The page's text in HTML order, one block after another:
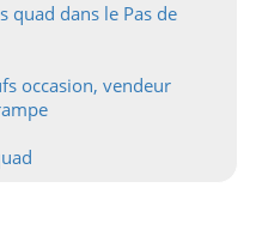
quad dans le Pas de
occasion, vendeur